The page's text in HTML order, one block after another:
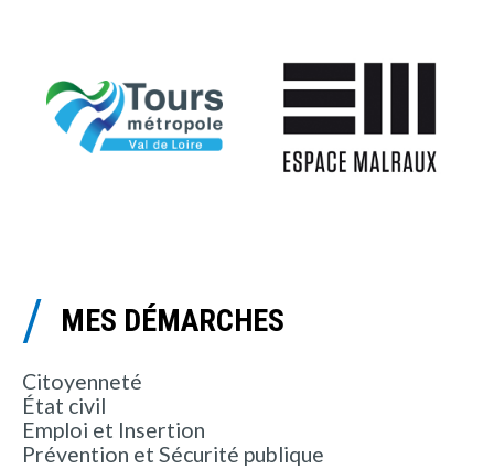
MES DÉMARCHES
Citoyenneté
État civil
Emploi et Insertion
Prévention et Sécurité publique